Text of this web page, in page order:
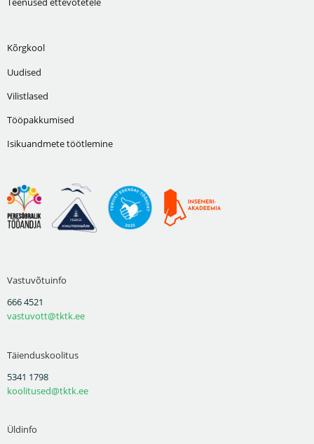
Kõrgkool
Uudised
Vilistlased
Tööpakkumised
Isikuandmete töötlemine
Vastuvõtuinfo
666 4521
vastuvott@tktk.ee
Täienduskoolitus
5341 1798
koolitused@tktk.ee
Üldinfo